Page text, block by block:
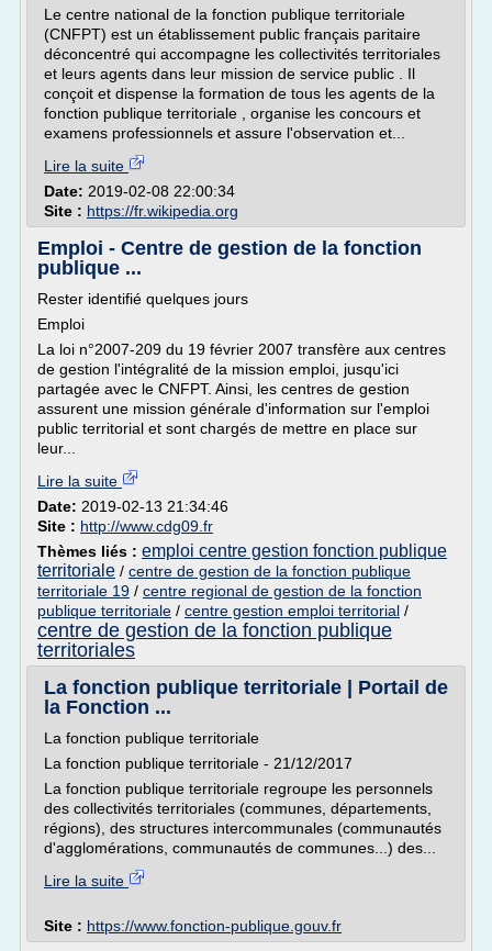
Le centre national de la fonction publique territoriale
(CNFPT) est un établissement public français paritaire
déconcentré qui accompagne les collectivités territoriales
et leurs agents dans leur mission de service public . Il
conçoit et dispense la formation de tous les agents de la
fonction publique territoriale , organise les concours et
examens professionnels et assure l'observation et...
Lire la suite
Date: 2019-02-08 22:00:34
Site : https://fr.wikipedia.org
Emploi - Centre de gestion de la fonction
publique ...
Rester identifié quelques jours
Emploi
La loi n°2007-209 du 19 février 2007 transfère aux centres
de gestion l'intégralité de la mission emploi, jusqu'ici
partagée avec le CNFPT. Ainsi, les centres de gestion
assurent une mission générale d'information sur l'emploi
public territorial et sont chargés de mettre en place sur
leur...
Lire la suite
Date: 2019-02-13 21:34:46
Site : http://www.cdg09.fr
Thèmes liés : emploi centre gestion fonction publique
territoriale / centre de gestion de la fonction publique
territoriale 19 / centre regional de gestion de la fonction
publique territoriale / centre gestion emploi territorial /
centre de gestion de la fonction publique
territoriales
La fonction publique territoriale | Portail de
la Fonction ...
La fonction publique territoriale
La fonction publique territoriale - 21/12/2017
La fonction publique territoriale regroupe les personnels
des collectivités territoriales (communes, départements,
régions), des structures intercommunales (communautés
d'agglomérations, communautés de communes...) des...
Lire la suite
Site : https://www.fonction-publique.gouv.fr